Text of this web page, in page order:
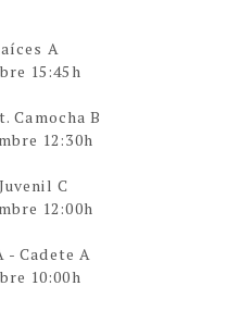
A
15:45h
Camocha B
12:30h
C
12:00h
- Cadete A
10:00h